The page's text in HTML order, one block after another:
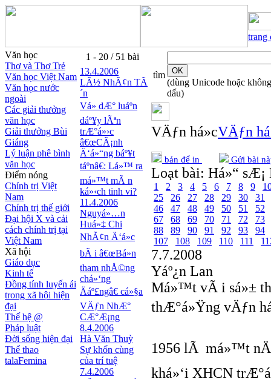
trang
Văn học
Thơ và Thơ Trẻ
Văn học Việt Nam
Văn học nước
ngoài
Các giải thưởng
văn học
Giải thưởng Bùi
Giáng
Lý luận phê bình
văn học
Điểm nóng
Chính trị Việt
Nam
Chính trị thế giới
Đại hội X và cải
cách chính trị tại
Việt Nam
Xã hội
Giáo dục
Kinh tế
Đồng tính luyến ái
trong xã hội hiện
đại
Thế hệ @
Pháp luật
Đời sống hiện đại
Thể thao
talaFemina
1 - 20 / 51 bài
13.4.2006
LÃ½ NhÃ¢n TÃ
´n
Vá» dÆ° luáº­n
dáº¥y lÃªn
trÆ°á»›c
â€œCÃ¡nh
Ä‘á»“ng báº¥t
táº­nâ€: Lá»™ ra
má»™t mÃ n
ká»‹ch tinh vi?
11.4.2006
Nguyá»…n
Huá»‡ Chi
NhÃ¢n Ä‘á»c
bÃ i â€œBá»n
tham nhÅ©ng
chá»‘ng
Äáº£ngâ€ cá»§a
VÄƒn NhÆ°
CÆ°Æ¡ng
8.4.2006
Hà Văn Thuỳ
Sự khốn cùng
của trí tuệ
7.4.2006
tìm
(dùng Unicode hoặc không
dấu)
VÄƒn há»cVÄƒn
bản để in Gửi bài
Loạt bài: Há»“ sÆ¡
1 2 3 4 5 6 7 8 9
25
26 27 28 29 30
31
46
47 48 49 50 51
52
67
68 69 70 71 72
73
88
89 90 91 92 93
94
107
108 109 110 111
7.7.2008
Yáº¿n Lan
Má»™t vÃ i sá»±
thÆ°á»Ÿng vÄƒn
1956 lÃ má»™t
khá»‘i XHCN